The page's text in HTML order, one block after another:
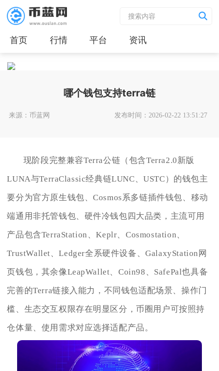
首页 行情 平台 资讯
哪个钱包支持terra链
来源：币蓝网 发布时间：2026-02-22 13:51:27
现阶段完整兼容Terra公链（包含Terra2.0新版
LUNA与TerraClassic经典链LUNC、USTC）的钱包主
要分为官方原生钱包、Cosmos系多链插件钱包、移动
端通用非托管钱包、硬件冷钱包四大品类，主流可用
产品包含TerraStation、Keplr、Cosmostation、
TrustWallet、Ledger全系硬件设备、GalaxyStation网
页钱包，其余像LeapWallet、Coin98、SafePal也具备
完善的Terra链接入能力，不同钱包适配场景、操作门
槛、生态交互权限存在明显区分，币圈用户可按照持
仓体量、使用需求对应选择适配产品。